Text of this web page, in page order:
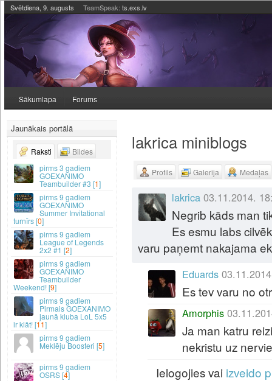
Svētdiena, 9. augusts TeamSpeak: ts.exs.lv
Sākumlapa Forums
lakrica miniblogs
Profils Galerija Medaļas
lakrica 03.11.2014.
Negrib kāds man
Es esmu labs
varu paņemt nakajama
Eduards
Es tev varu no
Amorphis
Ja man katru
nekristu uz
Ielogojies vai izveido
Jaunākais portālā
Raksti
Bildes
3 gadiem
GOEXANIMO
Teambuilder #3 [1]
9 gadiem
GOEXANIMO
Summer Invitational
turnīrs [0]
9 gadiem
League of Legends
2x2 #1 [2]
9 gadiem
GOEXANIMO
Teambuilder
Weekend! [9]
9 gadiem
Pirmais GOEXANIMO
jaunā kluba LoL 5x5
ir klāt! [11]
9 gadiem
Meklēju Boosteri [5]
9 gadiem
OSRS [4]